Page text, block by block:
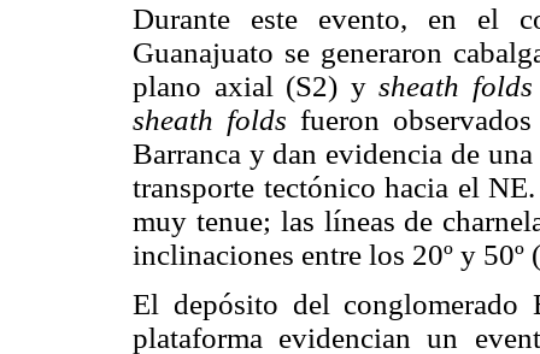
Durante este evento, en el
Guanajuato se generaron
plano axial (S2) ysheath folds
sheath folds fueron
Barranca y dan evidencia de
transporte tectónico hacia el
muy tenue; las líneas de
inclinaciones entre los 20º y 50º (
El depósito del conglomerado
plataforma evidencian un